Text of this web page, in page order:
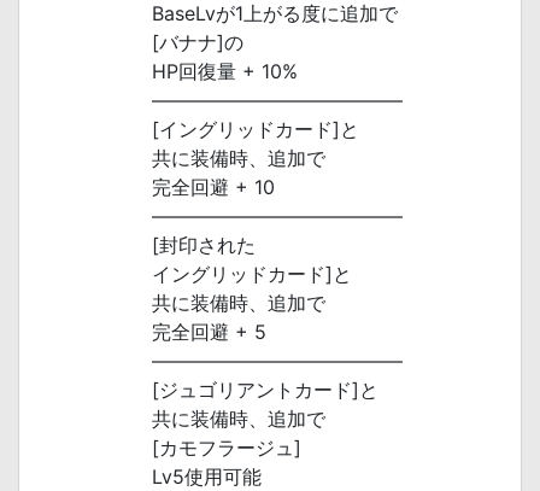
BaseLvが1上がる度に追加で
[バナナ]の
HP回復量 + 10%
―――――――――――――
[イングリッドカード]と
共に装備時、追加で
完全回避 + 10
―――――――――――――
[封印された
イングリッドカード]と
共に装備時、追加で
完全回避 + 5
―――――――――――――
[ジュゴリアントカード]と
共に装備時、追加で
[カモフラージュ]
Lv5使用可能